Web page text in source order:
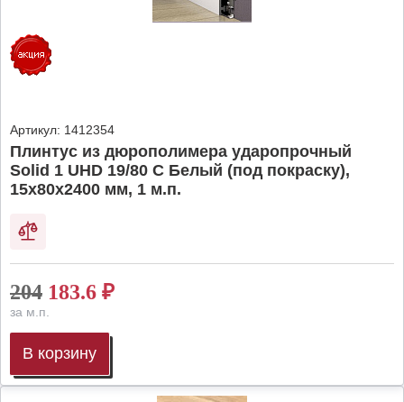
Артикул: 1412354
Плинтус из дюрополимера ударопрочный
Solid 1 UHD 19/80 C Белый (под покраску),
15х80х2400 мм, 1 м.п.
204 183.6 ₽
за м.п.
В корзину